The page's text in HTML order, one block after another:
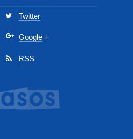
Twitter
Google +
RSS